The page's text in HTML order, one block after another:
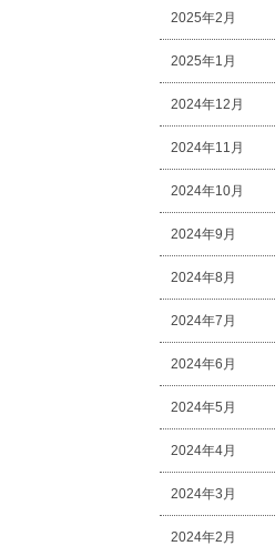
2025年2月
2025年1月
2024年12月
2024年11月
2024年10月
2024年9月
2024年8月
2024年7月
2024年6月
2024年5月
2024年4月
2024年3月
2024年2月